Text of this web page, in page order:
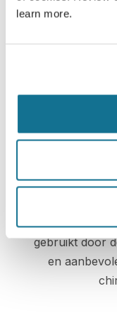
learn more.
Onze
De eerste
chirurgie en
gebruikt door
en